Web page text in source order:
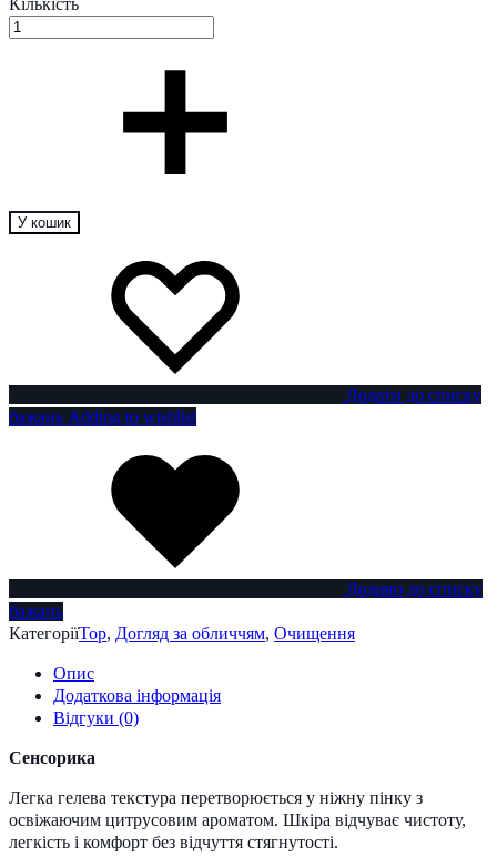
У кошик
Додати до списку
бажань Adding to wishlist
Додано до списку
бажань
КатегоріїTop, Догляд за обличчям, Очищення
Опис
Додаткова інформація
Відгуки (0)
Сенсорика
Легка гелева текстура перетворюється у ніжну пінку з
освіжаючим цитрусовим ароматом. Шкіра відчуває чистоту,
легкість і комфорт без відчуття стягнутості.